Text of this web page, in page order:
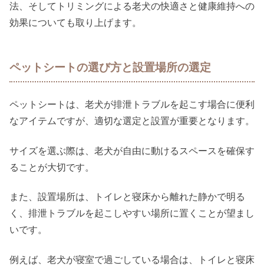
法、そしてトリミングによる老犬の快適さと健康維持への
効果についても取り上げます。
ペットシートの選び方と設置場所の選定
ペットシートは、老犬が排泄トラブルを起こす場合に便利
なアイテムですが、適切な選定と設置が重要となります。
サイズを選ぶ際は、老犬が自由に動けるスペースを確保す
ることが大切です。
また、設置場所は、トイレと寝床から離れた静かで明る
く、排泄トラブルを起こしやすい場所に置くことが望まし
いです。
例えば、老犬が寝室で過ごしている場合は、トイレと寝床